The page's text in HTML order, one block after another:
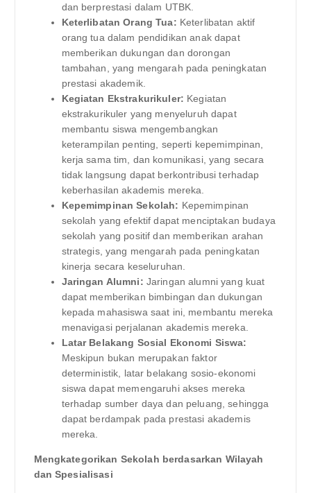
dan berprestasi dalam UTBK.
Keterlibatan Orang Tua: Keterlibatan aktif
orang tua dalam pendidikan anak dapat
memberikan dukungan dan dorongan
tambahan, yang mengarah pada peningkatan
prestasi akademik.
Kegiatan Ekstrakurikuler: Kegiatan
ekstrakurikuler yang menyeluruh dapat
membantu siswa mengembangkan
keterampilan penting, seperti kepemimpinan,
kerja sama tim, dan komunikasi, yang secara
tidak langsung dapat berkontribusi terhadap
keberhasilan akademis mereka.
Kepemimpinan Sekolah: Kepemimpinan
sekolah yang efektif dapat menciptakan budaya
sekolah yang positif dan memberikan arahan
strategis, yang mengarah pada peningkatan
kinerja secara keseluruhan.
Jaringan Alumni: Jaringan alumni yang kuat
dapat memberikan bimbingan dan dukungan
kepada mahasiswa saat ini, membantu mereka
menavigasi perjalanan akademis mereka.
Latar Belakang Sosial Ekonomi Siswa:
Meskipun bukan merupakan faktor
deterministik, latar belakang sosio-ekonomi
siswa dapat memengaruhi akses mereka
terhadap sumber daya dan peluang, sehingga
dapat berdampak pada prestasi akademis
mereka.
Mengkategorikan Sekolah berdasarkan Wilayah
dan Spesialisasi